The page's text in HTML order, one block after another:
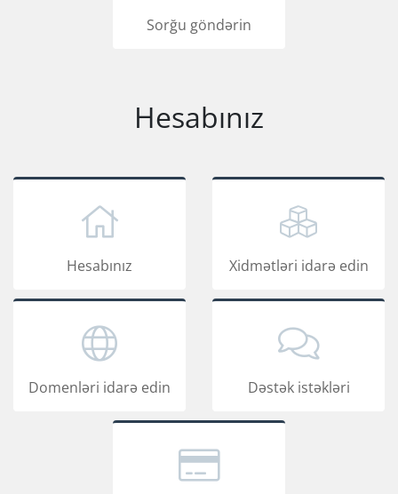
Sorğu göndərin
Hesabınız
Hesabınız Xidmətləri idarə edin
Domenləri idarə edin Dəstək istəkləri